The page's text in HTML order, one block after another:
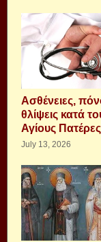
Aσθένειες,
θλίψεις κατά
Αγίους
July 13, 2026